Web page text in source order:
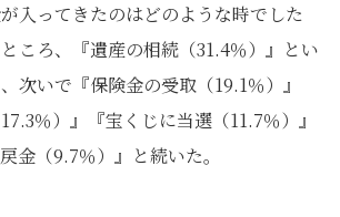
が入ってきたのはどのような時でした
ころ、『遺産の相続（31.4％）』とい
次いで『保険金の受取（19.1％）』
％）』『宝くじに当選（11.7％）』
金（9.7％）』と続いた。